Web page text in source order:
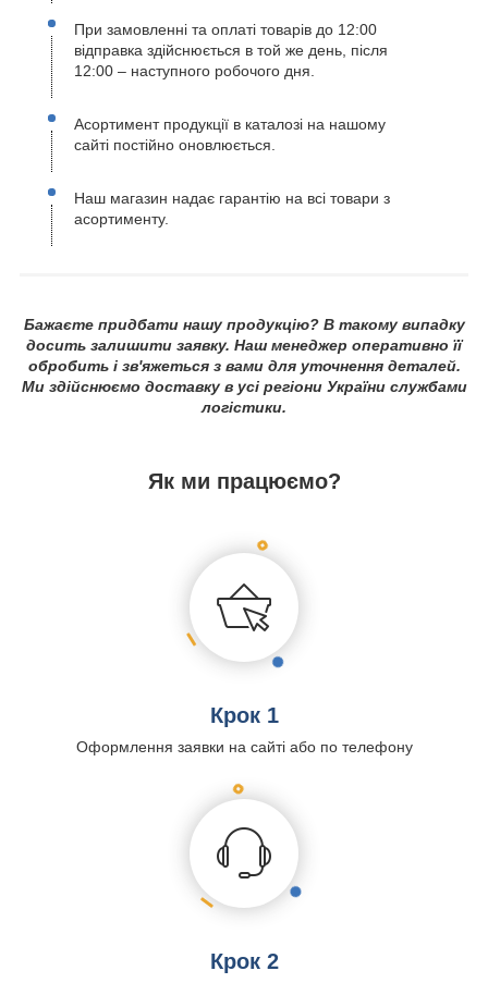
При замовленні та оплаті товарів до 12:00
відправка здійснюється в той же день, після
12:00 – наступного робочого дня.
Асортимент продукції в каталозі на нашому
сайті постійно оновлюється.
Наш магазин надає гарантію на всі товари з
асортименту.
Бажаєте придбати нашу продукцію? В такому випадку
досить залишити заявку. Наш менеджер оперативно її
обробить і зв'яжеться з вами для уточнення деталей.
Ми здійснюємо доставку в усі регіони України службами
логістики.
Як ми працюємо?
Крок 1
Оформлення заявки на сайті або по телефону
Крок 2